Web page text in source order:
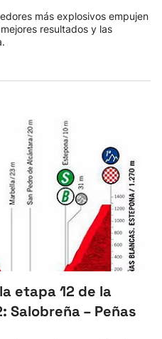
más explosivos empujen
resultados y las
etapa 12 de la
Salobreña – Peñas